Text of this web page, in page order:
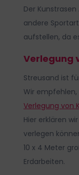
Der
andere
aufstellen, da
Verlegung
Streusand ist
Wir empfehlen,
Verlegung von
Hier erklären
verlegen
10 x 4 Meter
Erdarbeiten.